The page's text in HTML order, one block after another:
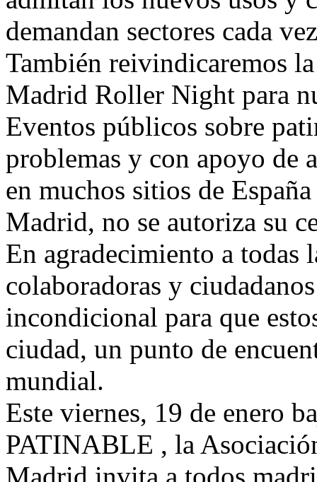
demandan sectores cada
También reivindicaremos
Madrid Roller Night para
Eventos públicos sobre
problemas y con apoyo de
en muchos sitios de
Madrid, no se autoriza su
En agradecimiento a todas
colaboradoras y
incondicional para que
ciudad, un punto de
mundial.
Este viernes, 19 de enero
PATINABLE , la